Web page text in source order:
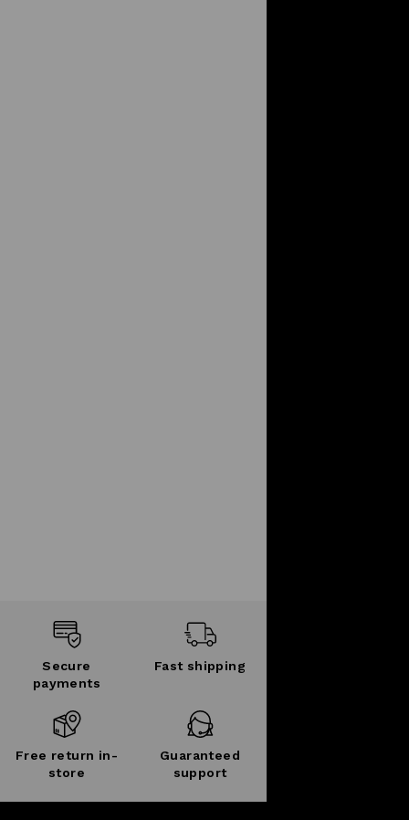
Secure
payments
Fast shipping
Free return in-
store
Guaranteed
support